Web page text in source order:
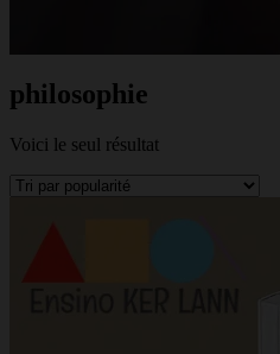
philosophie
Voici le seul résultat